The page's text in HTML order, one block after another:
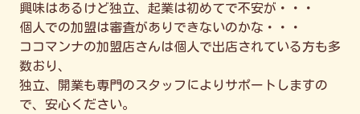
興味はあるけど独立、起業は初めてで不安が・・・
個人での加盟は審査がありできないのかな・・・
ココマンナの加盟店さんは個人で出店されている方も多
数おり、
独立、開業も専門のスタッフによりサポートしますの
で、安心ください。